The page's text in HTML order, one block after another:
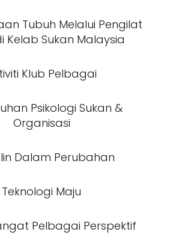
Tubuh Melalui Pengilat
Kelab Sukan Malaysia
Klub Pelbagai
Psikologi Sukan &
Organisasi
Dalam Perubahan
Teknologi Maju
Pelbagai Perspektif